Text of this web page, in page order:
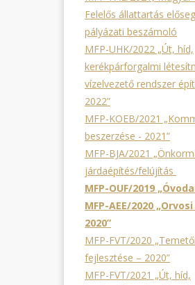
Felelős állattartás
pályázati beszámoló
MFP-UHK/2022 „Út, híd,
kerékpárforgalmi
vízelvezető rendszer
2022”
MFP-KOEB/2021
beszerzése - 2021”
MFP-BJA/2021
járdaépítés/felújítás
MFP-OUF/2019
MFP-AEE/2020
2020”
MFP-FVT/2020
fejlesztése – 2020”
MFP-FVT/2021 „Út, híd,